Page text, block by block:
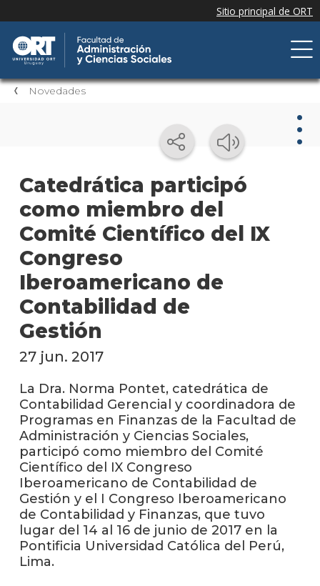
Novedades
Catedrática participó
como miembro del
Comité Científico del IX
Congreso
Iberoamericano de
Contabilidad de
Gestión
en
los
27 jun. 2017
La Dra. Norma Pontet, catedrática de
Contabilidad Gerencial y coordinadora de
Programas en Finanzas de la Facultad de
Administración y Ciencias Sociales,
participó como miembro del Comité
Científico del IX Congreso
Iberoamericano de Contabilidad de
Gestión y el I Congreso Iberoamericano
de Contabilidad y Finanzas, que tuvo
lugar del 14 al 16 de junio de 2017 en la
Pontificia Universidad Católica del Perú,
Lima.